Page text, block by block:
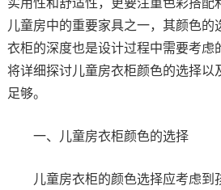
实用性和舒适性，更要注重色彩搭配
儿童房中的重要家具之一，其颜色的
衣柜的深度也是设计过程中需要考虑
将详细探讨儿童房衣柜颜色的选择以
足够。
一、儿童房衣柜颜色的选择
儿童房衣柜的颜色选择应考虑到